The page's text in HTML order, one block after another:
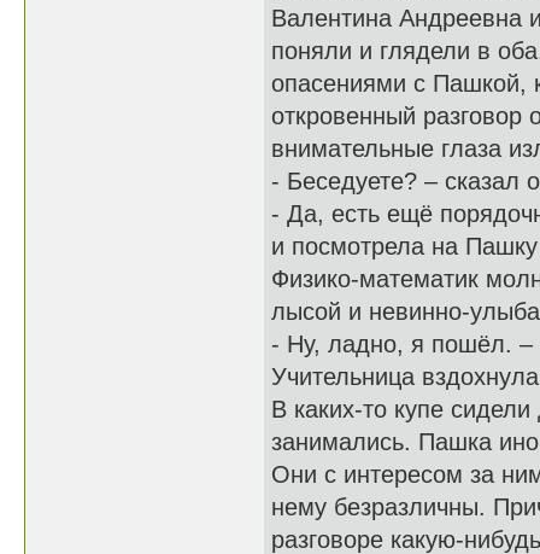
Валентина Андреевна
поняли и глядели в
опасениями с Пашкой,
откровенный
внимательные глаза
- Беседуете? – сказал
- Да, есть ещё
и посмотрела на
Физико-математик
лысой и невинно-
- Ну, ладно, я пошёл. –
Учительница
В каких-то купе
занимались. Пашка
Они с интересом за
нему безразличны.
разговоре какую-